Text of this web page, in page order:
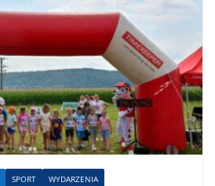
SPORT WYDARZENIA